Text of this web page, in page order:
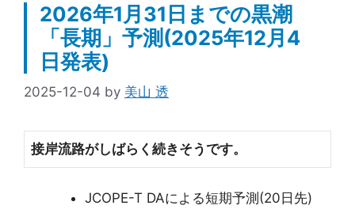
2026年1月31日までの黒潮
「長期」予測(2025年12月4
日発表)
2025-12-04 by 美山 透
接岸流路がしばらく続きそうです。
JCOPE-T DAによる短期予測(20日先)